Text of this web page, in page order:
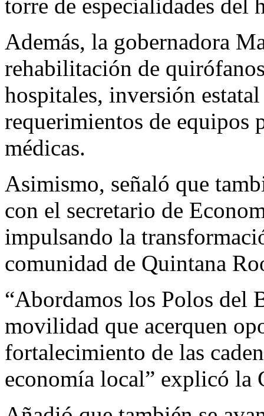
torre de especialidades del
Además, la gobernadora
rehabilitación de
hospitales, inversión
requerimientos de equipos
médicas.
Asimismo, señaló que
con el secretario de
impulsando la
comunidad de Quintana
“Abordamos los Polos del
movilidad que acerquen
fortalecimiento de las
economía local” explicó la